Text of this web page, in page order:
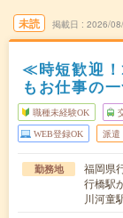
未読 掲載日 2026/
≪時短歓迎
もお仕事の
職種未経験OK
WEB登録OK 派遣
勤務地
福岡県
行橋駅
川河童